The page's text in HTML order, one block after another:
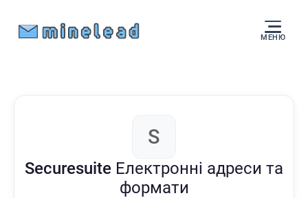
МЕНЮ
S
Securesuite Електронні адреси та
формати